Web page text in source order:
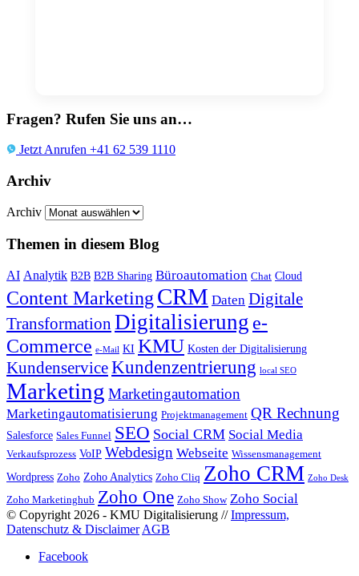
Fragen? Rufen Sie uns an…
Jetzt Anrufen +41 62 539 1110
Archiv
Archiv
Themen in diesem Blog
AI Analytik B2B B2B Sharing Büroautomation Chat Cloud
Content MarketingCRM Daten Digitale
Transformation Digitalisierung e-
Commerce e-Mail KI KMU Kosten der Digitalisierung
KundenserviceKundenzentrierung local SEO
Marketing Marketingautomation
Marketingautomatisierung Projektmanagement QR Rechnung
Salesforce Sales Funnel SEO Social CRM Social Media
Verkaufsprozess VoIP Webdesign Webseite Wissensmanagement
Wordpress Zoho Zoho Analytics Zoho Cliq Zoho CRM Zoho Desk
Zoho Marketinghub Zoho One Zoho Show Zoho Social
© Copyright 2026 - KMU Digitalisierung //Impressum,
Datenschutz & Disclaimer AGB
Facebook